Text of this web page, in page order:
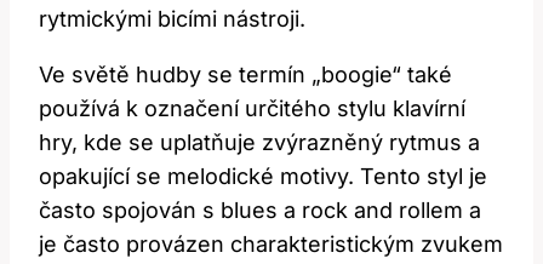
rytmickými bicími nástroji.
Ve světě hudby se termín „boogie“ také
používá k označení určitého stylu klavírní
hry, kde se uplatňuje zvýrazněný rytmus a
opakující se melodické motivy. Tento styl je
často spojován s blues a rock and rollem a
je často provázen charakteristickým zvukem